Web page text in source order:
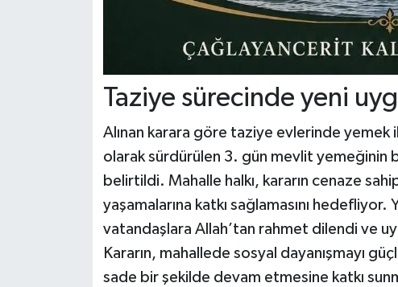
Taziye sürecinde yeni
Alınan karara göre taziye evlerinde yemek
olarak sürdürülen 3. gün mevlit yemeğinin
belirtildi. Mahalle halkı, kararın cenaze
yaşamalarına katkı sağlamasını hedefliyor.
vatandaşlara Allah’tan rahmet dilendi ve
Kararın, mahallede sosyal dayanışmayı
sade bir şekilde devam etmesine katkı